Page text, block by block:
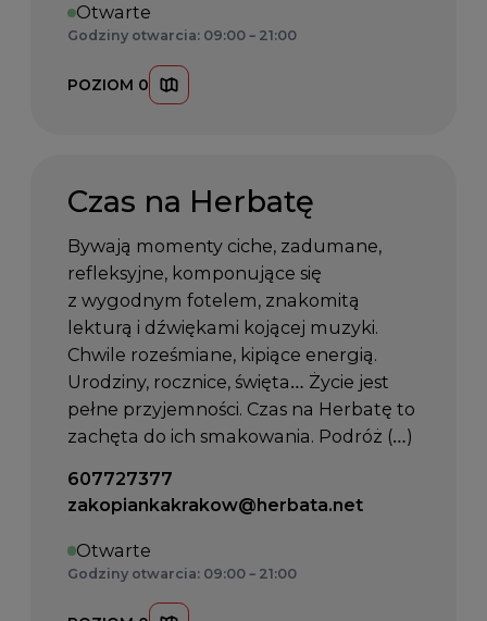
Otwarte
Godziny otwarcia: 09:00 – 21:00
POZIOM 0
Czas na Herbatę
Bywają momenty ciche, zadumane,
refleksyjne, komponujące się
z wygodnym fotelem, znakomitą
lekturą i dźwiękami kojącej muzyki.
Chwile roześmiane, kipiące energią.
Urodziny, rocznice, święta… Życie jest
pełne przyjemności. Czas na Herbatę to
zachęta do ich smakowania. Podróż (…)
Telefon kontaktowy:
607727377
Email kontaktowy:
zakopiankakrakow@herbata.net
Otwarte
Godziny otwarcia: 09:00 – 21:00